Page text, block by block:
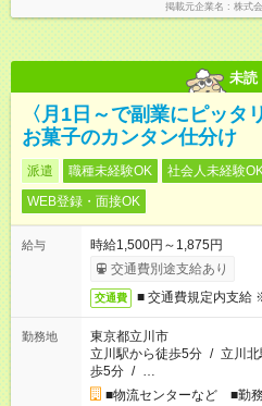
掲載元企業名 株式
未読
〈月1日～で副業にピッタ
お菓子のカンタン仕分け
派遣 職種未経験OK 社会人未経験
WEB登録・面接OK
給与
時給1,500円～1,875円
交通費別途支給あり
交通費 ■ 交通費規定内支給
勤務地
東京都立川市
立川駅から徒歩5分 / 立川
歩5分 / …
■物流センターなど ■勤